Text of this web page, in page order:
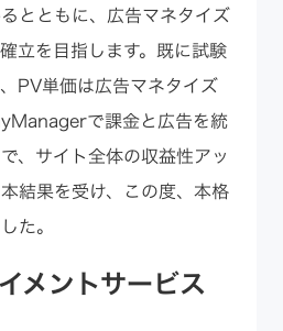
とともに、広告マネタイズ
立を目指します。既に試験
PV単価は広告マネタイズ
で課金と広告を統
、サイト全体の収益性アッ
結果を受け、この度、本格
た。
メントサービス